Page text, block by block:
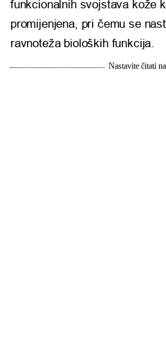
funkcionalnih svojstava kože
promijenjena, pri čemu se
ravnoteža bioloških funkcija.
Nastavite čitati